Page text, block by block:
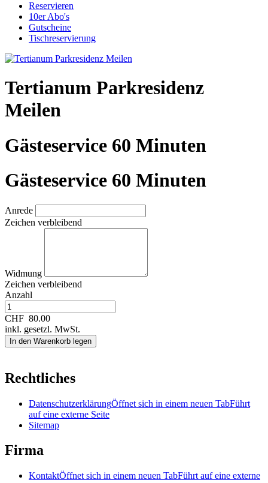
Reservieren
10er Abo's
Gutscheine
Tischreservierung
Tertianum Parkresidenz
Meilen
Gästeservice 60 Minuten
Gästeservice 60 Minuten
Anrede
Zeichen verbleibend
Widmung
Zeichen verbleibend
Anzahl
CHF 80.00
inkl. gesetzl. MwSt.
In den Warenkorb legen
Rechtliches
DatenschutzerklärungÖffnet sich in einem neuen TabFührt
auf eine externe Seite
Sitemap
Firma
KontaktÖffnet sich in einem neuen TabFührt auf eine externe